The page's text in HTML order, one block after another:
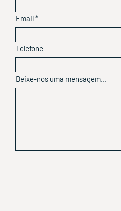
Email
Telefone
Deixe-nos uma mensagem...